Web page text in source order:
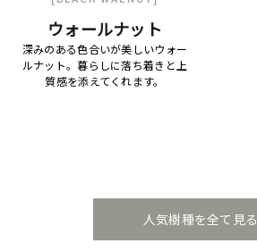
ウォールナット
深みのある色合いが美しいウォー
ルナット。暮らしに落ち着きと上
質感を添えてくれます。
人気樹種を全て見る